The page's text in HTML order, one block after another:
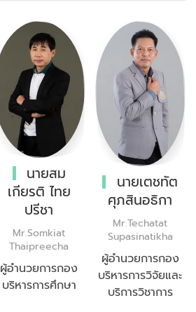
นายสม
เกียรติ ไทย
ปรีชา
Mr.Somkiat
Thaipreecha
ผู้อำนวยการกอง
บริหารการศึกษา
นายเตชทัต
ศุภสินอธิกา
Mr.Techatat
Supasinatikha
ผู้อำนวยการกอง
บริหารการวิจัยและ
บริการวิชาการ